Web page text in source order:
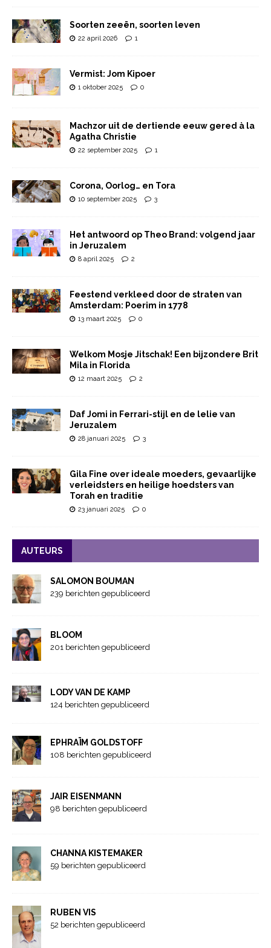
Soorten zeeën, soorten leven
22 april 2026 1
Vermist: Jom Kipoer
1 oktober 2025 0
Machzor uit de dertiende eeuw gered à la
Agatha Christie
22 september 2025 1
Corona, Oorlog… en Tora
10 september 2025 3
Het antwoord op Theo Brand: volgend jaar
in Jeruzalem
8 april 2025 2
Feestend verkleed door de straten van
Amsterdam: Poerim in 1778
13 maart 2025 0
Welkom Mosje Jitschak! Een bijzondere Brit
Mila in Florida
12 maart 2025 2
Daf Jomi in Ferrari-stijl en de lelie van
Jeruzalem
28 januari 2025 3
Gila Fine over ideale moeders, gevaarlijke
verleidsters en heilige hoedsters van
Torah en traditie
23 januari 2025 0
AUTEURS
SALOMON BOUMAN
239 berichten gepubliceerd
BLOOM
201 berichten gepubliceerd
LODY VAN DE KAMP
124 berichten gepubliceerd
EPHRAÏM GOLDSTOFF
108 berichten gepubliceerd
JAIR EISENMANN
98 berichten gepubliceerd
CHANNA KISTEMAKER
59 berichten gepubliceerd
RUBEN VIS
52 berichten gepubliceerd